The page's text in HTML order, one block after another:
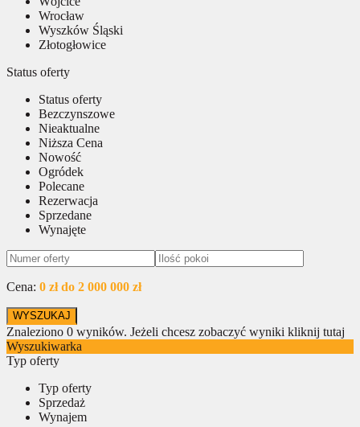
Wrocław
Wyszków Śląski
Złotogłowice
Status oferty
Status oferty
Bezczynszowe
Nieaktualne
Niższa Cena
Nowość
Ogródek
Polecane
Rezerwacja
Sprzedane
Wynajęte
Cena: 0 zł do 2 000 000 zł
Znaleziono 0 wyników. Jeżeli chcesz zobaczyć wyniki kliknij tutaj
Wyszukiwarka
Typ oferty
Typ oferty
Sprzedaż
Wynajem